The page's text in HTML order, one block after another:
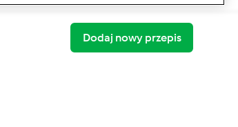
Dodaj nowy przepis